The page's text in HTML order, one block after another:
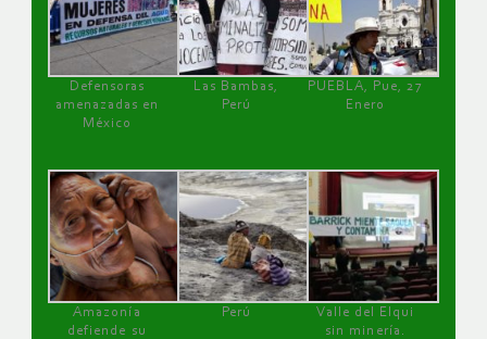
Defensoras
amenazadas en
México
Las Bambas,
Perú
PUEBLA, Pue, 27
Enero
Amazonía
defiende su
Perú
Valle del Elqui
sin minería.